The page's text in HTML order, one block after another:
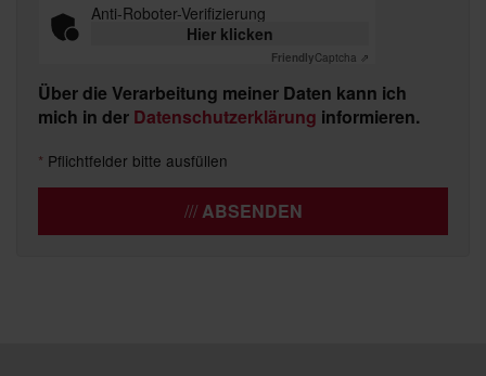
Anti-Roboter-Verifizierung
Hier klicken
FriendlyCaptcha ⇗
Über die Verarbeitung meiner Daten kann ich
mich in der Datenschutzerklärung informieren.
* Pflichtfelder bitte ausfüllen
ABSENDEN